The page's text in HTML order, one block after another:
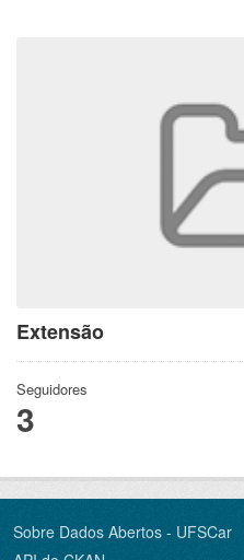
Extensão
Seguidores
3
Sobre Dados Abertos - UFSCar